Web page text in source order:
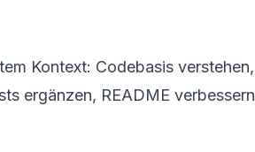
Kontext: Codebasis verstehen,
ergänzen, README verbessern